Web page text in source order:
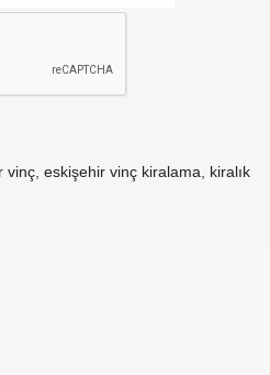
vinç eskişehir vinç kiralama
kiralık